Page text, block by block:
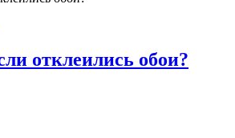
отклеились обои?